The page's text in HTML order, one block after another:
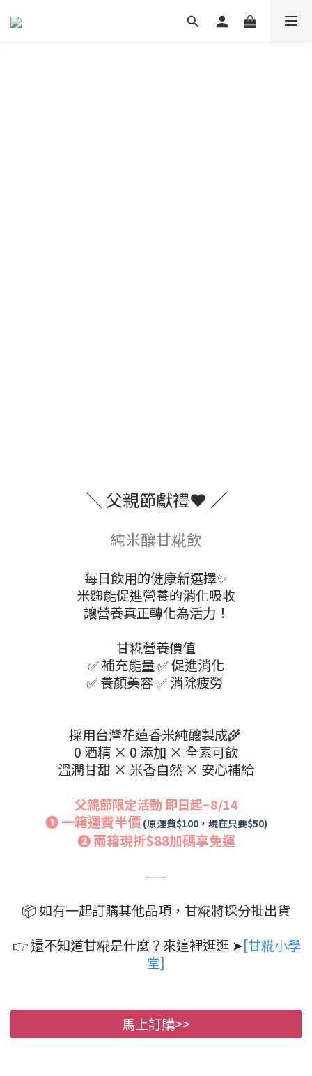
＼ 父親節獻禮❤️ ／
純米釀甘糀飲
每日飲用的健康新選擇✨
米麴能促進營養的消化吸收
讓營養真正轉化為活力！
甘糀營養價值
✅ 補充能量 ✅ 促進消化
✅ 養顏美容 ✅ 消除疲勞
採用台灣花蓮香米純釀製成🌾
0 酒精 × 0 添加 × 全素可飲
溫潤甘甜 × 米香自然 × 安心補給
父親節限定活動 即日起~8/14
➊ 一箱運費半價 (原運費$100，現在只要$50)
➋ 兩箱現折$88加碼享免運
——
📦 如有一起訂購其他品項，甘糀將採分批出貨
👉 還不知道甘糀是什麼？來這裡逛逛 ➤[甘糀小學
堂]
馬上訂購>>